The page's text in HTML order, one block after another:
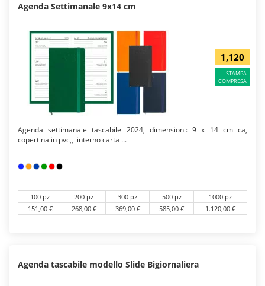
Agenda Settimanale 9x14 cm
1,120
STAMPA
COMPRESA
Agenda settimanale tascabile 2024, dimensioni: 9 x 14 cm ca,
copertina in pvc,, interno carta ...
100 pz 200 pz 300 pz 500 pz
1000 pz
151,00 €
268,00 € 369,00 € 585,00 € 1.120,00 €
Agenda tascabile modello Slide Bigiornaliera